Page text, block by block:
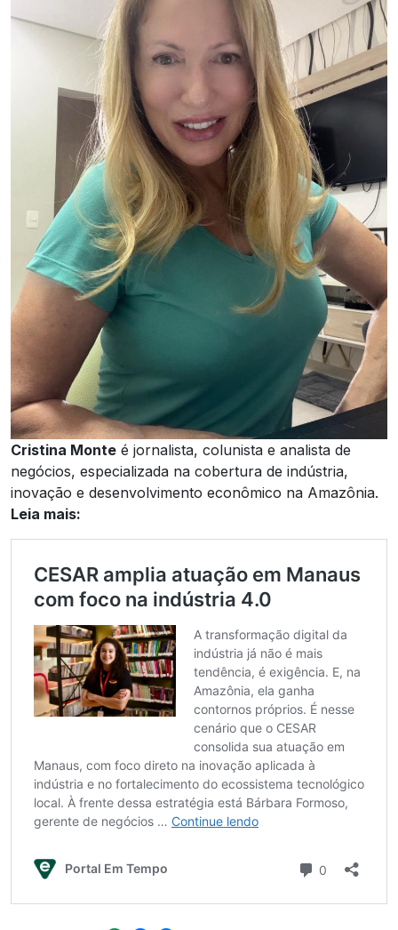
Cristina Monte é jornalista, colunista e analista de
negócios, especializada na cobertura de indústria,
inovação e desenvolvimento econômico na Amazônia.
Leia mais: